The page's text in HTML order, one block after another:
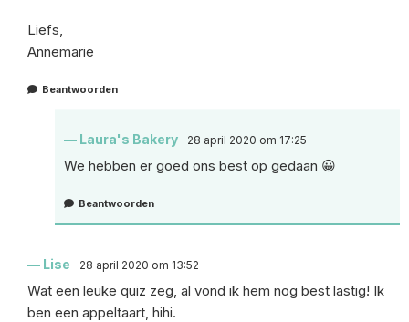
Liefs,
Annemarie
Beantwoorden
Laura's Bakery 28 april 2020 om 17:25
We hebben er goed ons best op gedaan 😀
Beantwoorden
Lise 28 april 2020 om 13:52
Wat een leuke quiz zeg, al vond ik hem nog best lastig! Ik
ben een appeltaart, hihi.